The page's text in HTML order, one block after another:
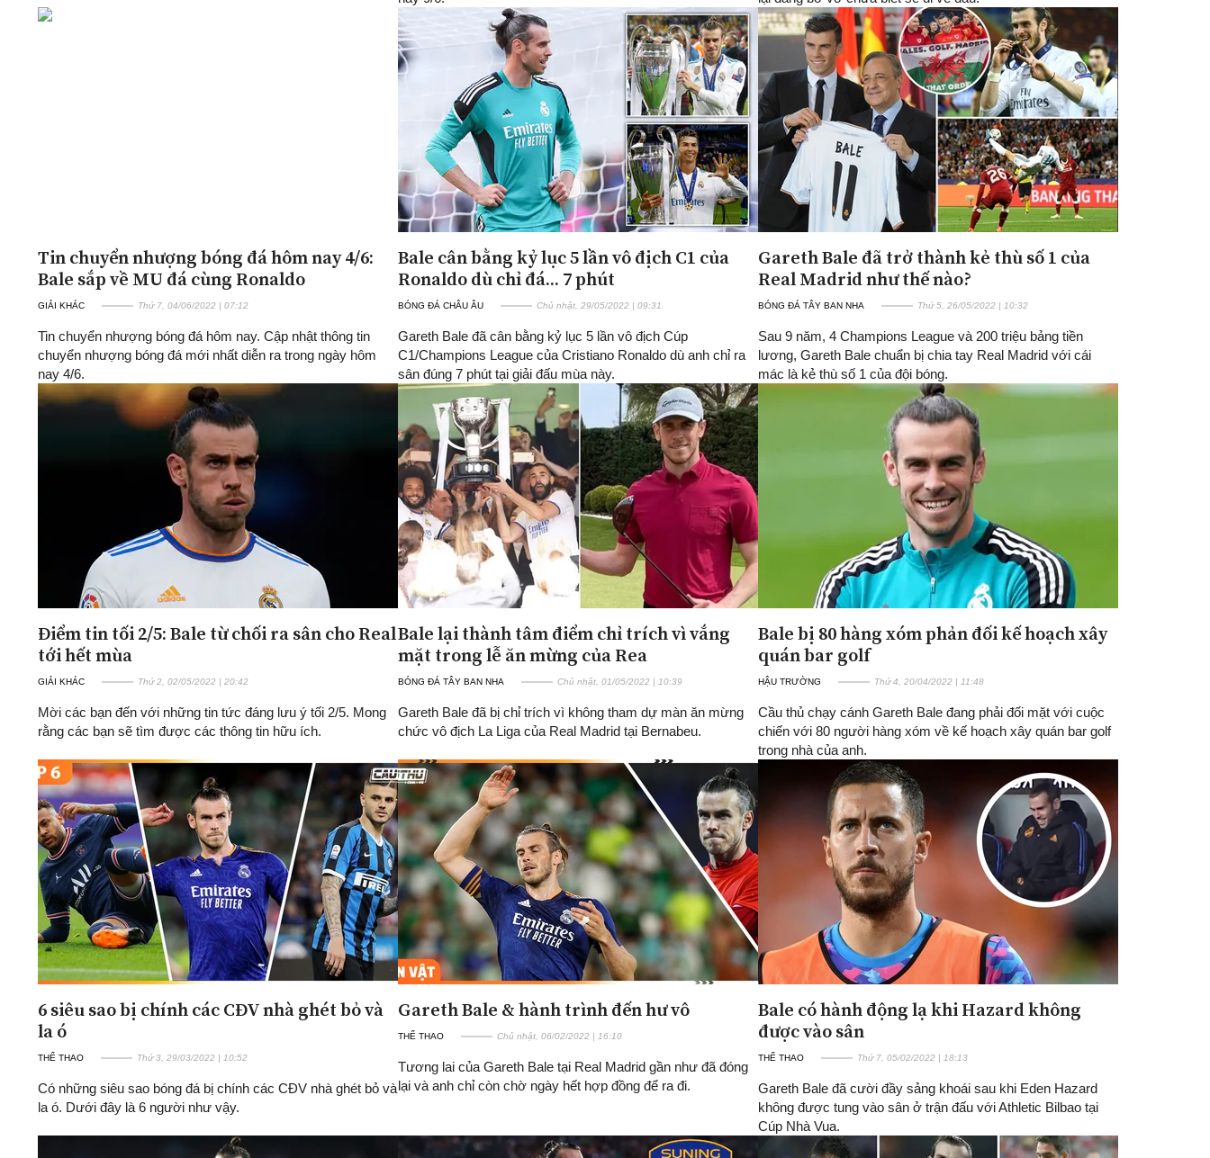
Tin chuyển nhượng bóng đá hôm nay 4/6:
Bale sắp về MU đá cùng Ronaldo
GIẢI KHÁC Thứ 7, 04/06/2022 | 07:12
Tin chuyển nhượng bóng đá hôm nay. Cập nhật thông tin
chuyển nhượng bóng đá mới nhất diễn ra trong ngày hôm
nay 4/6.
Bale cân bằng kỷ lục 5 lần vô địch C1 của
Ronaldo dù chỉ đá... 7 phút
BÓNG ĐÁ CHÂU ÂU Chủ nhật, 29/05/2022 | 09:31
Gareth Bale đã cân bằng kỷ lục 5 lần vô địch Cúp
C1/Champions League của Cristiano Ronaldo dù anh chỉ ra
sân đúng 7 phút tại giải đấu mùa này.
Gareth Bale đã trở thành kẻ thù số 1 của
Real Madrid như thế nào?
BÓNG ĐÁ TÂY BAN NHA Thứ 5, 26/05/2022 | 10:32
Sau 9 năm, 4 Champions League và 200 triệu bảng tiền
lương, Gareth Bale chuẩn bị chia tay Real Madrid với cái
mác là kẻ thù số 1 của đội bóng.
Điểm tin tối 2/5: Bale từ chối ra sân cho Real
tới hết mùa
GIẢI KHÁC Thứ 2, 02/05/2022 | 20:42
Mời các bạn đến với những tin tức đáng lưu ý tối 2/5. Mong
rằng các bạn sẽ tìm được các thông tin hữu ích.
Bale lại thành tâm điểm chỉ trích vì vắng
mặt trong lễ ăn mừng của Rea
BÓNG ĐÁ TÂY BAN NHA Chủ nhật, 01/05/2022 | 10:39
Gareth Bale đã bị chỉ trích vì không tham dự màn ăn mừng
chức vô địch La Liga của Real Madrid tại Bernabeu.
Bale bị 80 hàng xóm phản đối kế hoạch xây
quán bar golf
HẬU TRƯỜNG Thứ 4, 20/04/2022 | 11:48
Cầu thủ chạy cánh Gareth Bale đang phải đối mặt với cuộc
chiến với 80 người hàng xóm về kế hoạch xây quán bar golf
trong nhà của anh.
6 siêu sao bị chính các CĐV nhà ghét bỏ và
la ó
THỂ THAO Thứ 3, 29/03/2022 | 10:52
Có những siêu sao bóng đá bị chính các CĐV nhà ghét bỏ và
la ó. Dưới đây là 6 người như vậy.
Gareth Bale & hành trình đến hư vô
THỂ THAO Chủ nhật, 06/02/2022 | 16:10
Tương lai của Gareth Bale tại Real Madrid gần như đã đóng
lại và anh chỉ còn chờ ngày hết hợp đồng để ra đi.
Bale có hành động lạ khi Hazard không
được vào sân
THỂ THAO Thứ 7, 05/02/2022 | 18:13
Gareth Bale đã cười đầy sảng khoái sau khi Eden Hazard
không được tung vào sân ở trận đấu với Athletic Bilbao tại
Cúp Nhà Vua.